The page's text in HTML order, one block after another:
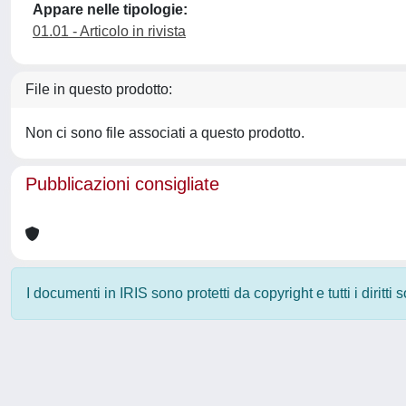
Appare nelle tipologie:
01.01 - Articolo in rivista
File in questo prodotto:
Non ci sono file associati a questo prodotto.
Pubblicazioni consigliate
I documenti in IRIS sono protetti da copyright e tutti i diritti